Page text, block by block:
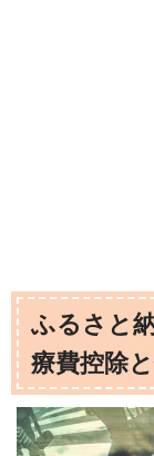
ふるさと
療費控除